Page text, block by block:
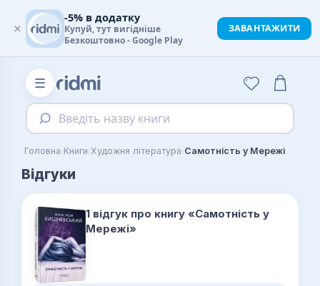
☰
Введіть назву книги
Головна›Книги›Художня література›Самотність у Мережі
Відгуки
1 відгук про книгу «Самотність у
Мережі»
×
-5% в додатку
Купуй, тут вигідніше
Безкоштовно - Google Play
ЗАВАНТАЖИТИ